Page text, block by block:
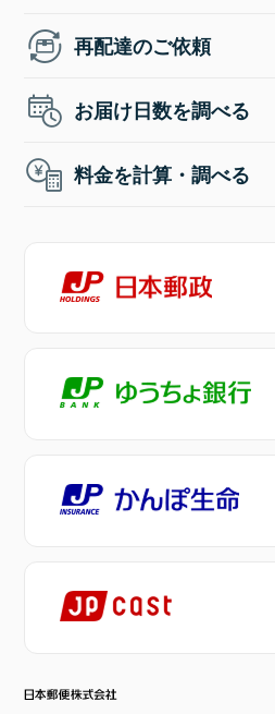
再配達のご依頼
お届け日数を調べる
料金を計算・調べる